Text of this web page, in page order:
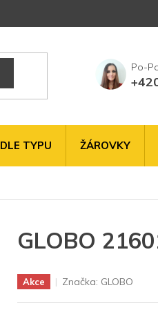
DLE TYPU ŽÁROVKY
GLOBO
Akce Značka: GLOBO